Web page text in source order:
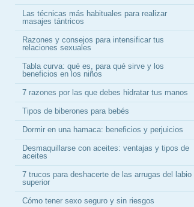
Las técnicas más habituales para realizar
masajes tántricos
Razones y consejos para intensificar tus
relaciones sexuales
Tabla curva: qué es, para qué sirve y los
beneficios en los niños
7 razones por las que debes hidratar tus manos
Tipos de biberones para bebés
Dormir en una hamaca: beneficios y perjuicios
Desmaquillarse con aceites: ventajas y tipos de
aceites
7 trucos para deshacerte de las arrugas del labio
superior
Cómo tener sexo seguro y sin riesgos